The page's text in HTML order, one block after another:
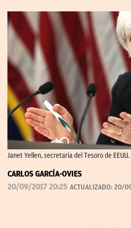
Janet Yellen, secretaria del Tesoro de EEUU.
CARLOS GARCÍA-OVIES
20/09/2017 20:25 ACTUALIZADO: 20/